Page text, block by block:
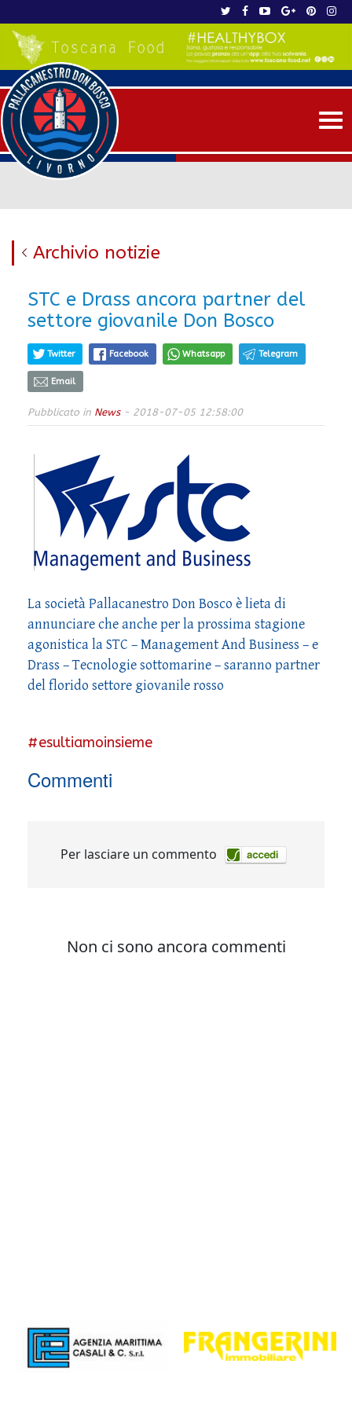
Archivio notizie
STC e Drass ancora partner del
settore giovanile Don Bosco
Twitter Facebook Whatsapp Telegram
Email
Pubblicato in News- 2018-07-05 12:58:00
La società Pallacanestro Don Bosco è lieta di
annunciare che anche per la prossima stagione
agonistica la STC – Management And Business – e
Drass – Tecnologie sottomarine – saranno partner
del florido settore giovanile rosso
#esultiamoinsieme
Commenti